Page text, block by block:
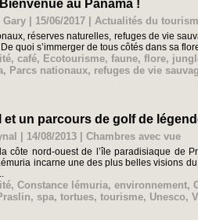
au Panama !
| 15/06/2017 Actualités du
réserves naturelles, refuges de vie
quoi s’immerger de tous côtés dans sa
, café, Ecotourisme, faune, flore,
, Parcs nationaux, refuges de vie
un parcours de golf de
| 14/08/2013 Chambres avec vue
côte nord-ouest de l’île paradisiaque de
incarne une des plus belles visions
, Constance lémuria, environnement,
, spa, tortues, tourisme, Unesco,